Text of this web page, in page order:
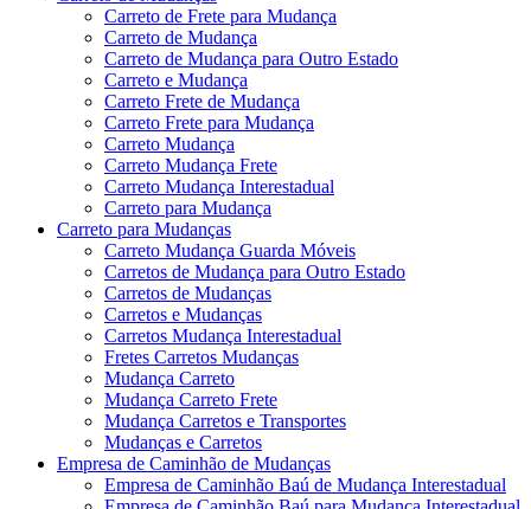
Carreto de Frete para Mudança
Carreto de Mudança
Carreto de Mudança para Outro Estado
Carreto e Mudança
Carreto Frete de Mudança
Carreto Frete para Mudança
Carreto Mudança
Carreto Mudança Frete
Carreto Mudança Interestadual
Carreto para Mudança
Carreto para Mudanças
Carreto Mudança Guarda Móveis
Carretos de Mudança para Outro Estado
Carretos de Mudanças
Carretos e Mudanças
Carretos Mudança Interestadual
Fretes Carretos Mudanças
Mudança Carreto
Mudança Carreto Frete
Mudança Carretos e Transportes
Mudanças e Carretos
Empresa de Caminhão de Mudanças
Empresa de Caminhão Baú de Mudança Interestadual